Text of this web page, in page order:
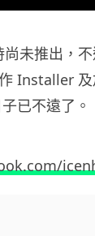
未推出，
Installer
已不遠了。